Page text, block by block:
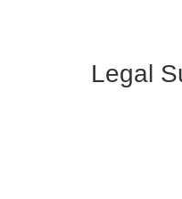
Legal